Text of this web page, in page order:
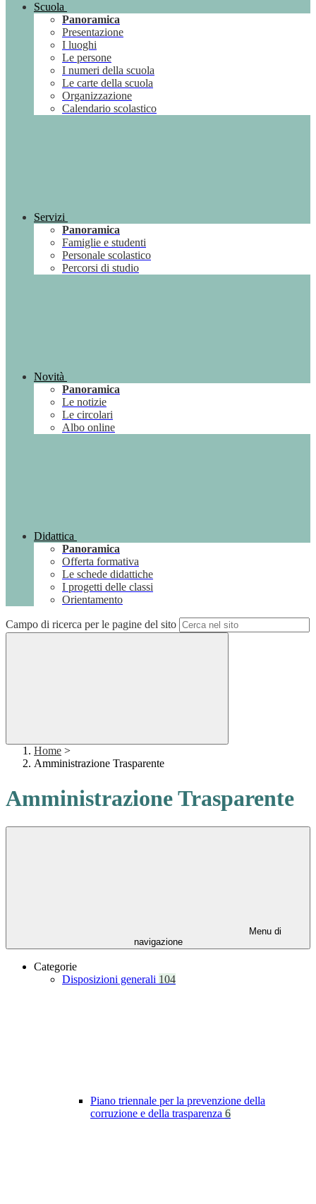
Scuola
Panoramica
Presentazione
I luoghi
Le persone
I numeri della scuola
Le carte della scuola
Organizzazione
Calendario scolastico
Servizi
Panoramica
Famiglie e studenti
Personale scolastico
Percorsi di studio
Novità
Panoramica
Le notizie
Le circolari
Albo online
Didattica
Panoramica
Offerta formativa
Le schede didattiche
I progetti delle classi
Orientamento
Campo di ricerca per le pagine del sito
Home >
Amministrazione Trasparente
Amministrazione Trasparente
Menu di
navigazione
Categorie
Disposizioni generali 104
Piano triennale per la prevenzione della
corruzione e della trasparenza 6